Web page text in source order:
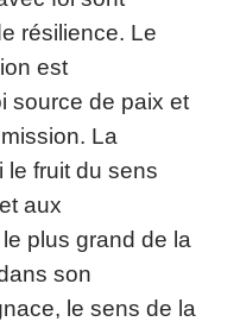
résilience. Le
est
source de paix et
La
le fruit du sens
aux
plus grand de la
son
le sens de la